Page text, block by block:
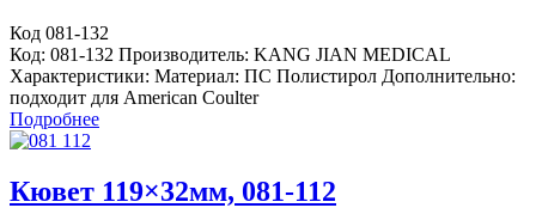
Код 081-132
Код: 081-132 Производитель: KANG JIAN MEDICAL
Характеристики: Материал: ПС Полистирол Дополнительно:
подходит для American Coulter
Подробнее
Кювет 119×32мм, 081-112